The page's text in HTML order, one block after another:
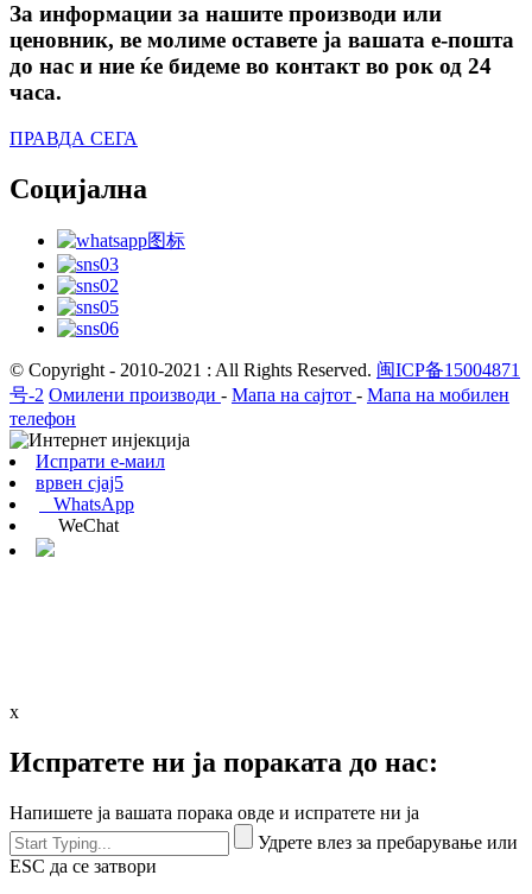
За информации за нашите производи или
ценовник, ве молиме оставете ја вашата е-пошта
до нас и ние ќе бидеме во контакт во рок од 24
часа.
ПРАВДА СЕГА
Социјална
© Copyright - 2010-2021 : All Rights Reserved. 闽ICP备15004871
号-2 Омилени производи - Мапа на сајтот - Мапа на мобилен
телефон
Испрати е-маил
врвен сјај5
WhatsApp
WeChat
x
Испратете ни ја пораката до нас:
Напишете ја вашата порака овде и испратете ни ја
Удрете влез за пребарување или
ESC да се затвори